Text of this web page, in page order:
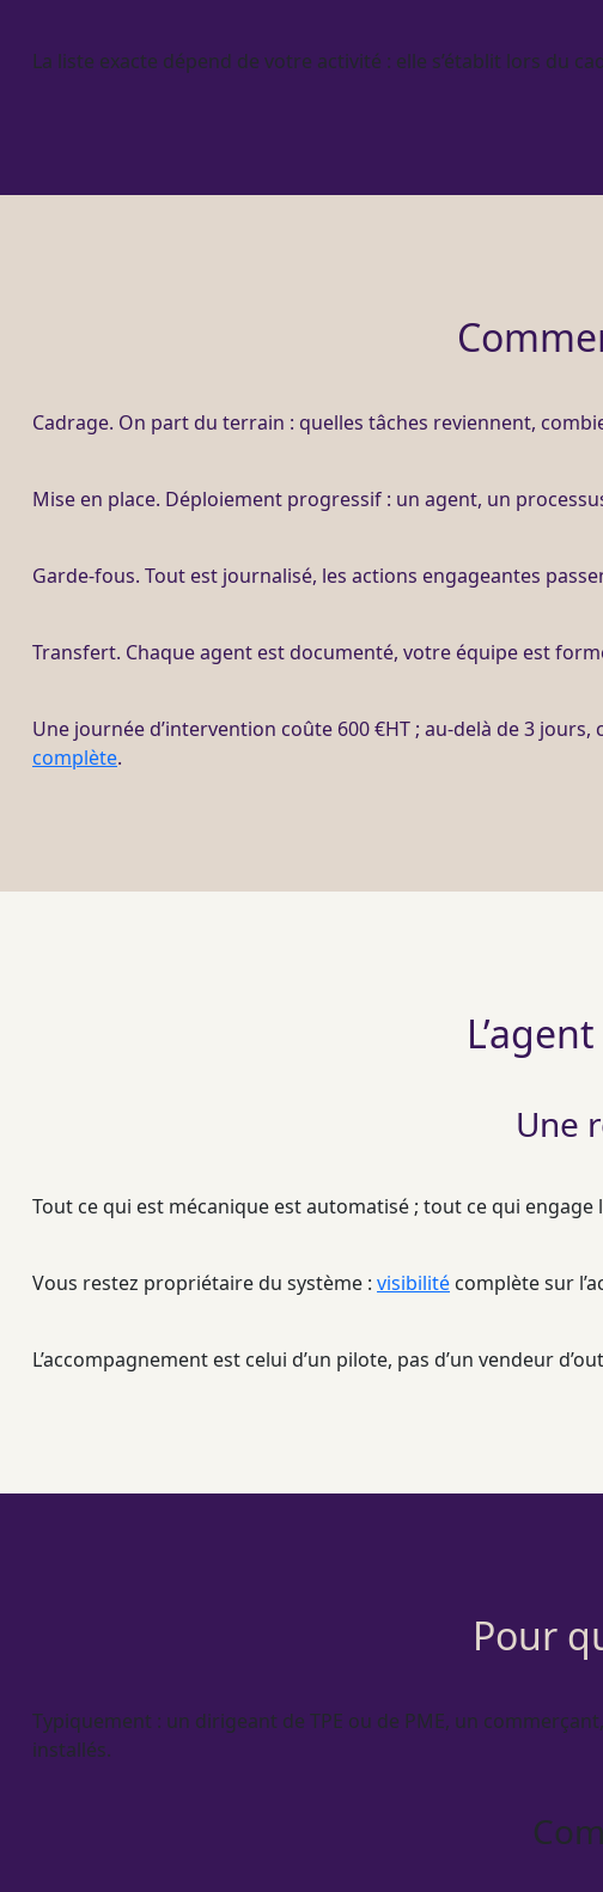
La liste exacte dépend de votre activité : elle s’établit lors du
Cadrage. On part du terrain : quelles tâches reviennent,
Mise en place. Déploiement progressif : un agent, un
Garde-fous. Tout est journalisé, les actions engageantes
Transfert. Chaqueagent est documenté, votre équipe est
Une journée d’intervention coûte 600 €HT; au-delà de 3 jours,
complète.
Une
Tout ce qui est mécanique estautomatisé; tout ce qui engage
Vous restez propriétaire du système : visibilité complète sur
L’accompagnement est celui d’un pilote, pas d’un vendeur
Pour
Typiquement : un dirigeant de TPE ou de PME, un
installés.